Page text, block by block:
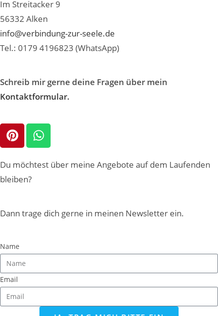
Im Streitacker 9
56332 Alken
info@verbindung-zur-seele.de
Tel.: 0179 4196823 (WhatsApp)
Schreib mir gerne deine Fragen über mein
Kontaktformular.
Du möchtest über meine Angebote auf dem Laufenden
bleiben?
Dann trage dich gerne in meinen Newsletter ein.
Name
Email